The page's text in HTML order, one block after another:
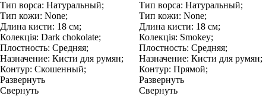
Тип ворса: Натуральный;
Тип кожи: None;
Длина кисти: 18 см;
Колекція: Dark chokolate;
Плостность: Средняя;
Назначение: Кисти для румян;
Контур: Скошенный;
Развернуть
Свернуть
Тип ворса: Натуральный;
Тип кожи: None;
Длина кисти: 18 см;
Колекція: Smokey;
Плостность: Средняя;
Назначение: Кисти для румян;
Контур: Прямой;
Развернуть
Свернуть